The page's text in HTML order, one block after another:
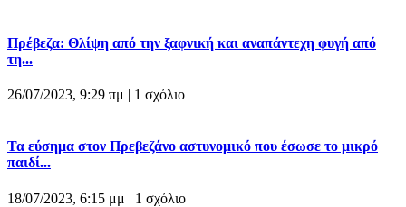
Πρέβεζα: Θλίψη από την ξαφνική και αναπάντεχη φυγή από
τη...
26/07/2023, 9:29 πμ | 1 σχόλιο
Τα εύσημα στον Πρεβεζάνο αστυνομικό που έσωσε το μικρό
παιδί...
18/07/2023, 6:15 μμ | 1 σχόλιο